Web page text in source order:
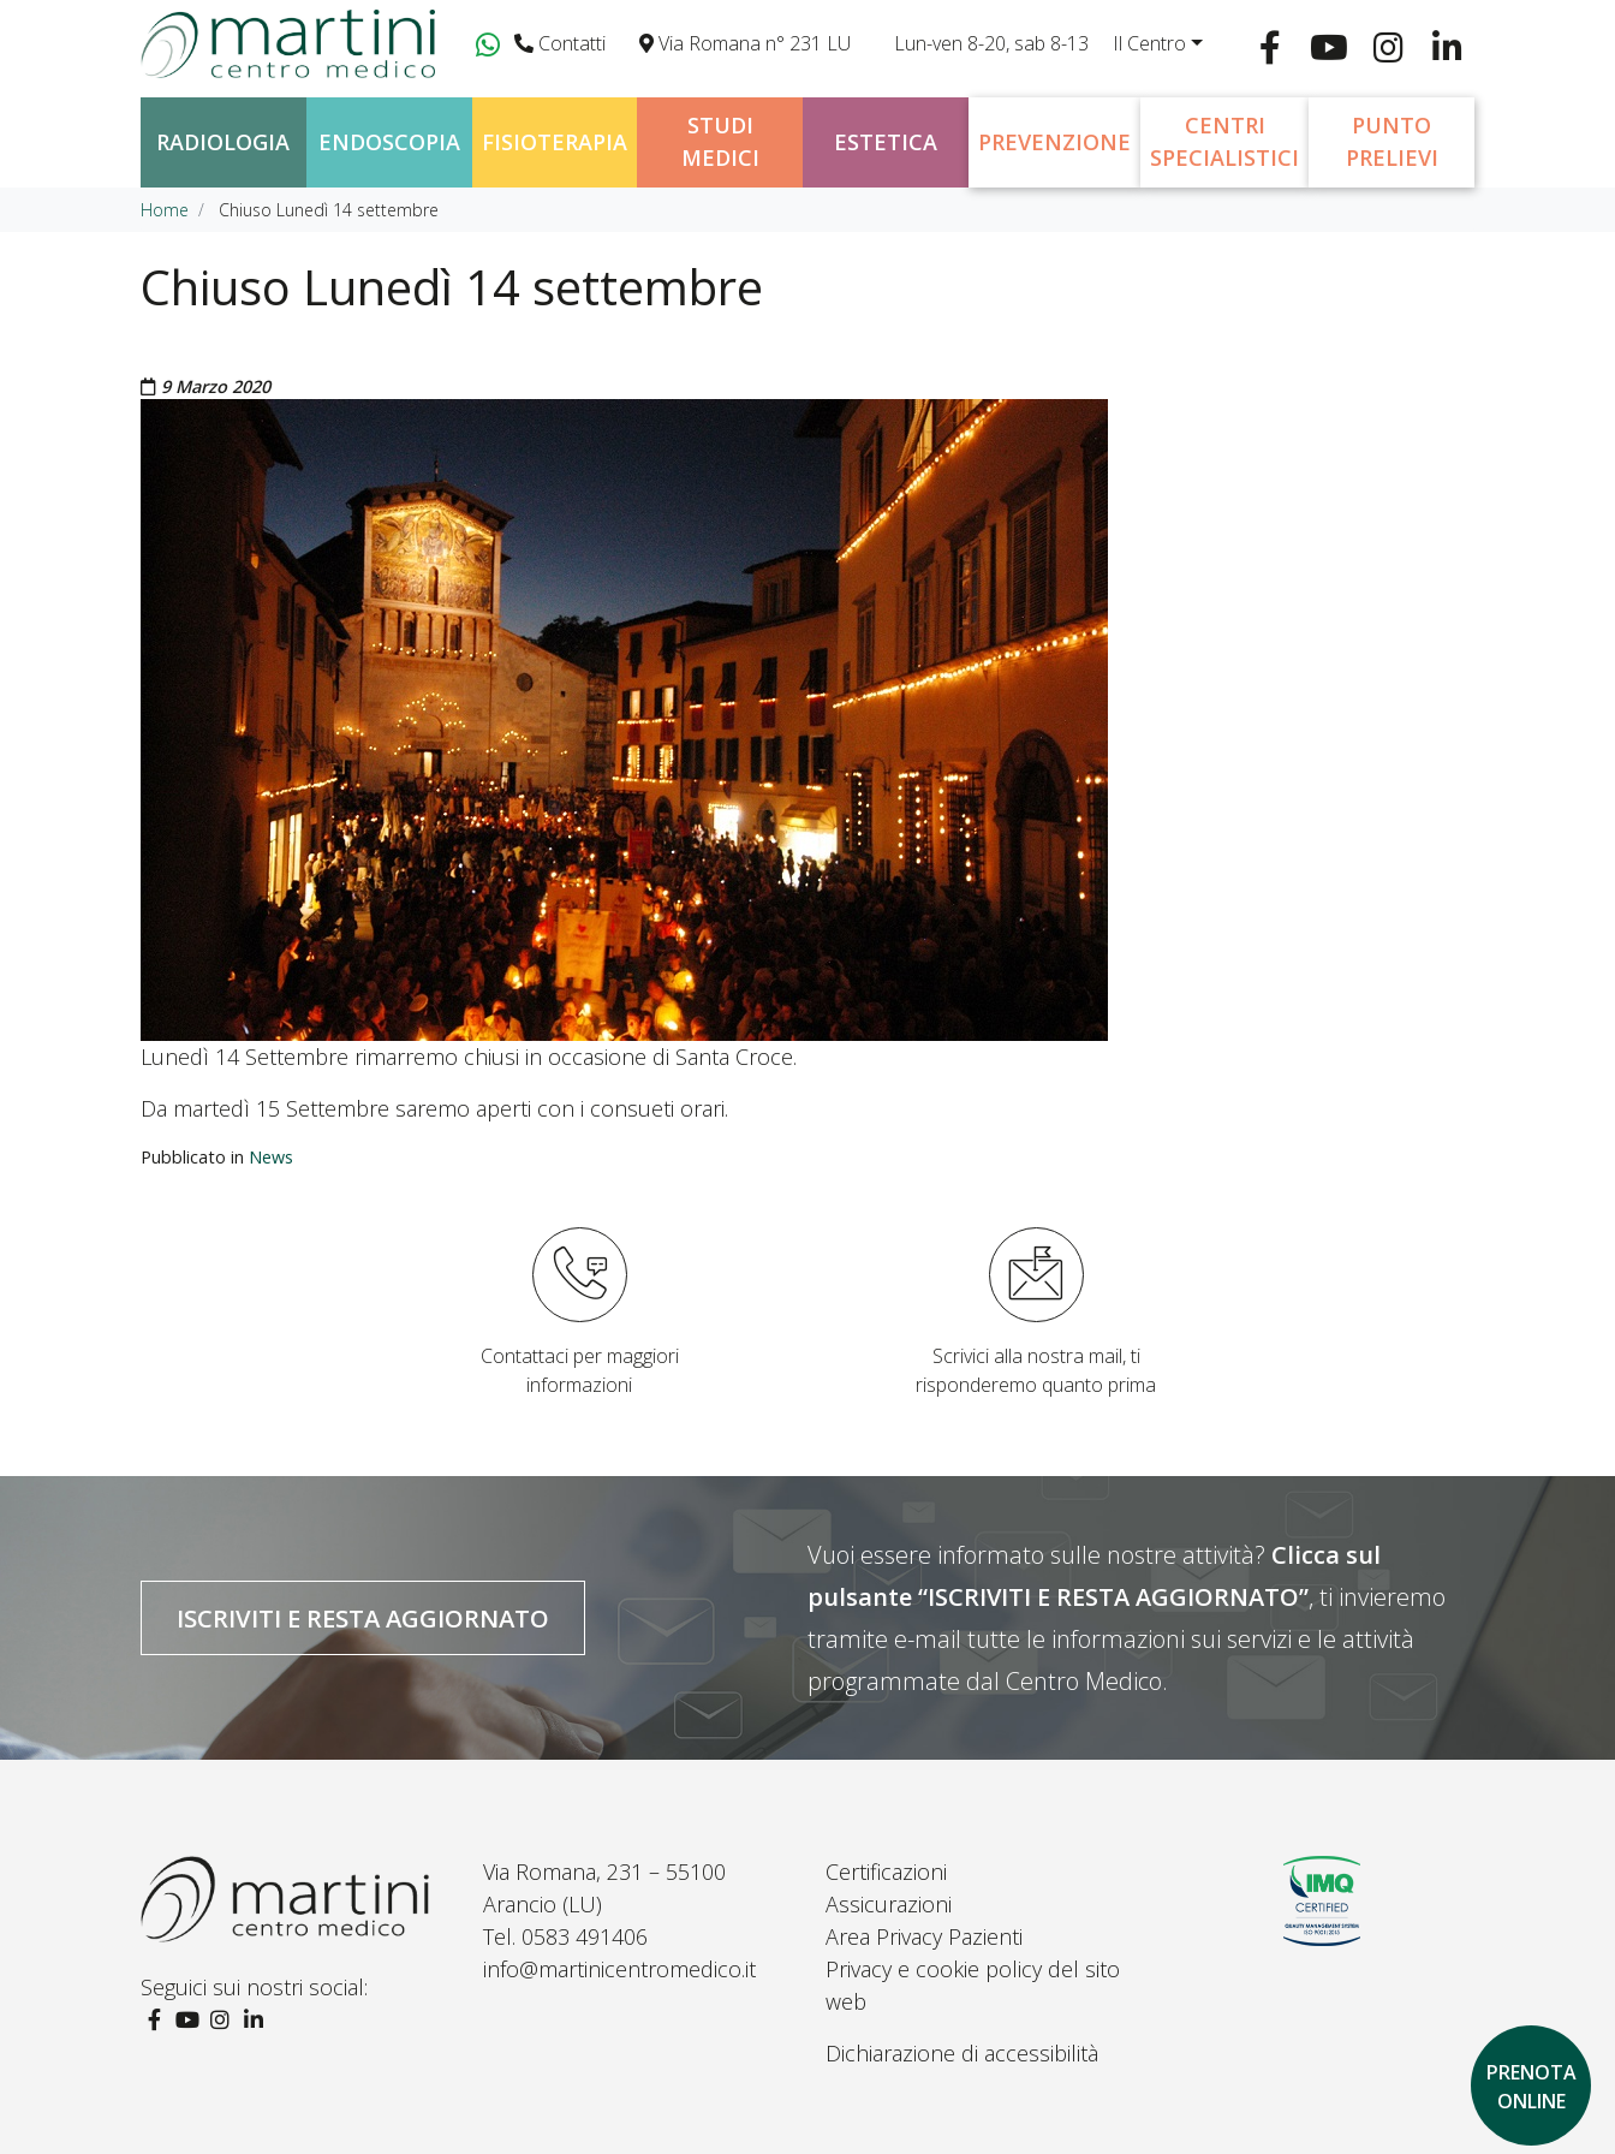
Vai al contenuto
Contatti Via Romana n° 231 LU Lun-ven 8-20, sab 8-13 Il Centro
RADIOLOGIA ENDOSCOPIA FISIOTERAPIA
STUDI
MEDICI
ESTETICA PREVENZIONE
CENTRI
SPECIALISTICI
PUNTO
PRELIEVI
Home Chiuso Lunedì 14 settembre
Chiuso Lunedì 14 settembre
Pubblicato il
9 Marzo 2020
Lunedì 14 Settembre rimarremo chiusi in occasione di Santa Croce.
Da martedì 15 Settembre saremo aperti con i consueti orari.
Pubblicato in News
Contattaci per maggiori
informazioni
Scrivici alla nostra mail, ti
risponderemo quanto prima
ISCRIVITI E RESTA AGGIORNATO
Vuoi essere informato sulle nostre attività? Clicca sul
pulsante “ISCRIVITI E RESTA AGGIORNATO”, ti invieremo
tramite e-mail tutte le informazioni sui servizi e le attività
programmate dal Centro Medico.
Seguici sui nostri social:
Via Romana, 231 – 55100
Arancio (LU)
Tel. 0583 491406
info@martinicentromedico.it
Certificazioni
Assicurazioni
Area Privacy Pazienti
Privacy e cookie policy del sito
web
Dichiarazione di accessibilità
PRENOTA
ONLINE